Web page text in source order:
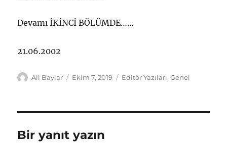
Devamı İKİNCİ BÖLÜMDE……
21.06.2002
Yazar
Ali Baylar
Yayın
Ekim 7, 2019 Kategoriler
Editör Yazıları,Genel
Bir yanıt yazın